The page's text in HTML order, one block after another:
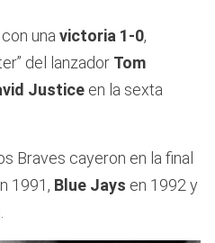
una victoria 1-0,
del lanzador Tom
Justice en la sexta
Braves cayeron en la final
1991, Blue Jays en 1992 y